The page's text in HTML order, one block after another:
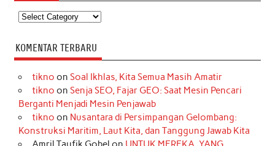
Kategori
KOMENTAR TERBARU
tikno on Soal Ikhlas, Kita Semua Masih Amatir
tikno on Senja SEO, Fajar GEO: Saat Mesin Pencari
Berganti Menjadi Mesin Penjawab
tikno on Nusantara di Persimpangan Gelombang:
Konstruksi Maritim, Laut Kita, dan Tanggung Jawab Kita